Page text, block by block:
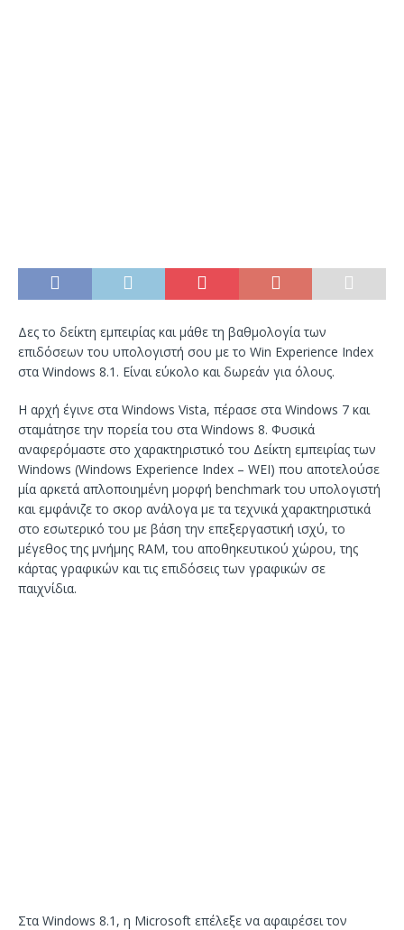
Δες το δείκτη εμπειρίας και μάθε τη βαθμολογία των
επιδόσεων του υπολογιστή σου με το Win Experience Index
στα Windows 8.1. Είναι εύκολο και δωρεάν για όλους.
Η αρχή έγινε στα Windows Vista, πέρασε στα Windows 7 και
σταμάτησε την πορεία του στα Windows 8. Φυσικά
αναφερόμαστε στο χαρακτηριστικό του Δείκτη εμπειρίας των
Windows (Windows Experience Index – WEI) που αποτελούσε
μία αρκετά απλοποιημένη μορφή benchmark του υπολογιστή
και εμφάνιζε το σκορ ανάλογα με τα τεχνικά χαρακτηριστικά
στο εσωτερικό του με βάση την επεξεργαστική ισχύ, το
μέγεθος της μνήμης RAM, του αποθηκευτικού χώρου, της
κάρτας γραφικών και τις επιδόσεις των γραφικών σε
παιχνίδια.
Στα Windows 8.1, η Microsoft επέλεξε να αφαιρέσει τον